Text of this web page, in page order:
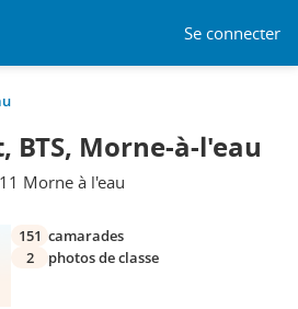
Se connecter
BTS, Morne-à-l'eau
Morne à l'eau
151 camarades
2
photos de classe